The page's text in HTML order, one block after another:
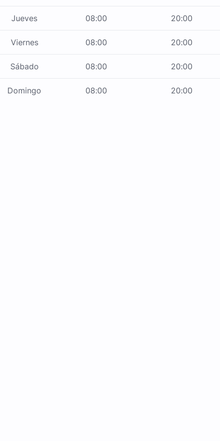
Jueves 08:00 20:00
Viernes 08:00 20:00
Sábado 08:00 20:00
Domingo 08:00 20:00